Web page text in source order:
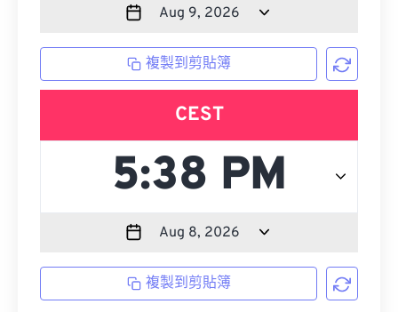
複製到剪貼簿
CEST
複製到剪貼簿